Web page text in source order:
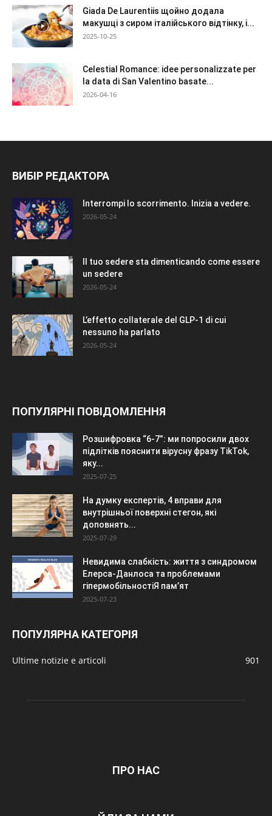
Giada De Laurentiis щойно додала
макушці з сиром італійського відтінку, і...
2025-10-25
Celestial Romance: idee personalizzate per
la data di San Valentino basate...
2026-04-16
ВИБІР РЕДАКТОРА
Interrompi lo scorrimento. Inizia a vedere.
2026-05-24
Il tuo sedere sta dimenticando come essere
un sedere
2026-05-24
L’effetto collaterale del GLP-1 di cui
nessuno ha parlato
2026-05-24
ПОПУЛЯРНІ ПОВІДОМЛЕННЯ
Розшифровка “6-7”: ми попросили двох
підлітків пояснити вірусну фразу TikTok,
яку...
2025-07-25
На думку експертів, 4 вправи для
внутрішньої поверхні стегон, які
доповнять...
2025-07-29
Невидима слабкість: життя з синдромом
Елерса-Данлоса та проблемами
гіпермобільностіЯ пам’ят
2025-07-23
ПОПУЛЯРНА КАТЕГОРІЯ
Ultime notizie e articoli 901
ПРО НАС